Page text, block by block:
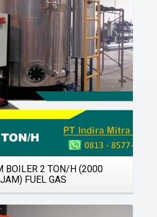
BOILER 2 TON/H (2000
FUEL GAS